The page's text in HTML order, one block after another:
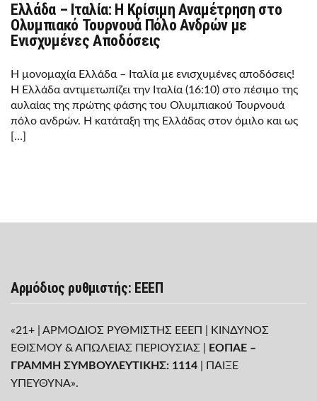
Ελλάδα – Ιταλία: Η Κρίσιμη Αναμέτρηση στο
Ολυμπιακό Τουρνουά Πόλο Ανδρών με
Ενισχυμένες Αποδόσεις
Η μονομαχία Ελλάδα – Ιταλία με ενισχυμένες αποδόσεις!
Η Ελλάδα αντιμετωπίζει την Ιταλία (16:10) στο πέσιμο της
αυλαίας της πρώτης φάσης του Ολυμπιακού Τουρνουά
πόλο ανδρών. Η κατάταξη της Ελλάδας στον όμιλο και ως
[…]
Αρμόδιος ρυθμιστής: ΕΕΕΠ
«21+ | ΑΡΜΟΔΙΟΣ ΡΥΘΜΙΣΤΗΣ ΕΕΕΠ | ΚΙΝΔΥΝΟΣ
ΕΘΙΣΜΟΥ & ΑΠΩΛΕΙΑΣ ΠΕΡΙΟΥΣΙΑΣ |
ΕΟΠΑΕ –
ΓΡΑΜΜΗ ΣΥΜΒΟΥΛΕΥΤΙΚΗΣ: 1114 | ΠΑΙΞΕ
ΥΠΕΥΘΥΝΑ».